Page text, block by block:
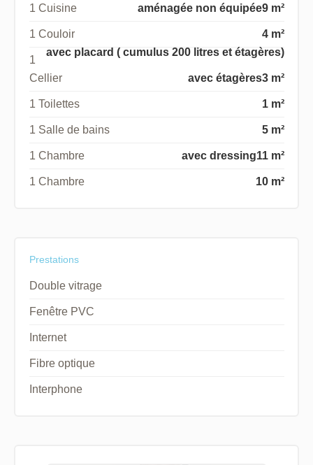
1 Cuisine 9 m²
aménagée non équipée
1 Couloir
4 m²
avec placard ( cumulus 200 litres et étagères)
1
Cellier
3 m²
avec étagères
1 Toilettes 1 m²
1 Salle de bains 5 m²
1 Chambre 11 m²
avec dressing
1 Chambre 10 m²
Prestations
Double vitrage
Fenêtre PVC
Internet
Fibre optique
Interphone